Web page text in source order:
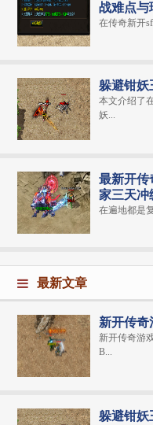
战难点与
在传奇新开
躲避钳妖
本文介绍了
妖...
最新开传
家三天冲
在遍地都是
最新文章
新开传奇
新开传奇游
B...
躲避钳妖